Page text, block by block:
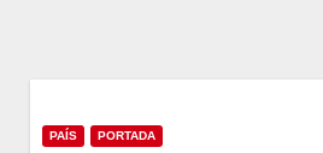
PAÍS PORTADA